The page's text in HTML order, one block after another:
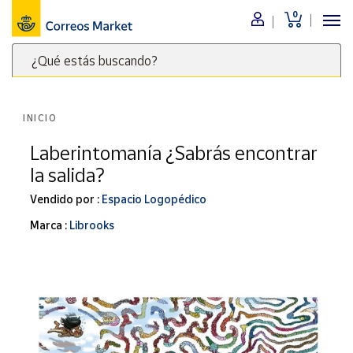
0
¿Qué estás buscando?
clave
para
buscar
productos
Correos
Menú
Nuestro
catálogo
Alimentación
Bebidas
Ocio y cultura
Juguetes y
y regalos
Tienda de
Correos
INICIO
Laberintomanía ¿Sabrás encontrar
la salida?
Vendido por : Espacio Logopédico
Marca : Librooks